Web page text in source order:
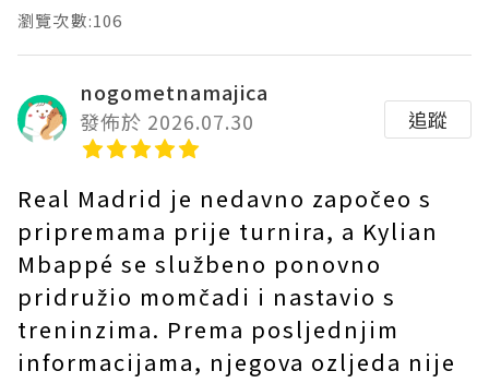
瀏覽次數:106
nogometnamajica
發佈於 2026.07.30
追蹤
Real Madrid je nedavno započeo s
pripremama prije turnira, a Kylian
Mbappé se službeno ponovno
pridružio momčadi i nastavio s
treninzima. Prema posljednjim
informacijama, njegova ozljeda nije